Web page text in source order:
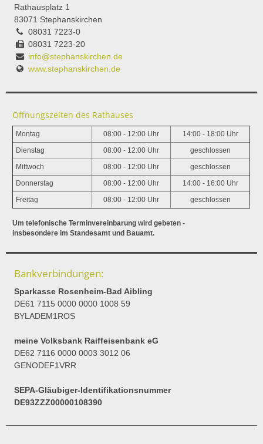
Rathausplatz 1
83071 Stephanskirchen
08031 7223-0
08031 7223-20
info@stephanskirchen.de
www.stephanskirchen.de
Öffnungszeiten des Rathauses
Montag 08:00 - 12:00 Uhr 14:00 - 18:00 Uhr
Dienstag 08:00 - 12:00 Uhr geschlossen
Mittwoch 08:00 - 12:00 Uhr geschlossen
Donnerstag 08:00 - 12:00 Uhr 14:00 - 16:00 Uhr
Freitag 08:00 - 12:00 Uhr geschlossen
Um telefonische Terminvereinbarung wird gebeten -
insbesondere im Standesamt und Bauamt.
Bankverbindungen:
Sparkasse Rosenheim-Bad Aibling
DE61 7115 0000 0000 1008 59
BYLADEM1ROS
meine Volksbank Raiffeisenbank eG
DE62 7116 0000 0003 3012 06
GENODEF1VRR
SEPA-Gläubiger-Identifikationsnummer
DE93ZZZ00000108390